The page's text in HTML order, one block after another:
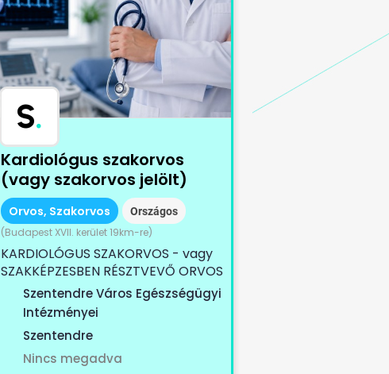
S.
Kardiológus szakorvos
(vagy szakorvos jelölt)
Orvos, Szakorvos Országos
(Budapest XVII. kerület 19km-re)
KARDIOLÓGUS SZAKORVOS - vagy
SZAKKÉPZESBEN RÉSZTVEVŐ ORVOS
KOLLÉGÁT KERESÜNK Szeretnél
egy...
Szentendre Város Egészségügyi
Intézményei
Szentendre
Nincs megadva